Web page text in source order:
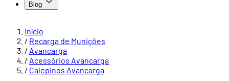
Blog
Início
/ Recarga de Munições
/ Avancarga
/ Acessórios Avancarga
/ Calepinos Avancarga